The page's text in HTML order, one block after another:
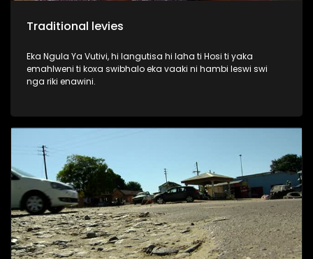
Traditional levies
Eka Ngula Ya Vutivi, hi langutisa hi laha ti Hosi ti yaka
emahlweni ti koxa swibhalo eka vaaki ni hambi leswi swi
nga riki enawini.